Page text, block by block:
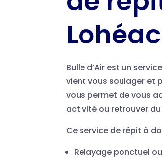
Lohéac
Bulle d’Air est un
vient vous soulager et
vous permet de vous
activité ou retrouver du
Ce service de répit à
Relayage ponctuel